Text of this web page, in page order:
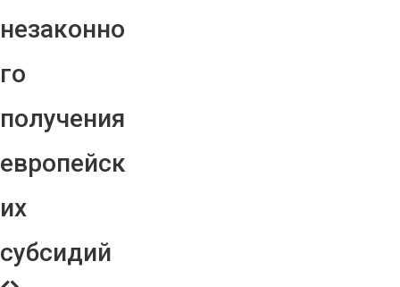
незаконно
го
получения
европейск
их
субсидий